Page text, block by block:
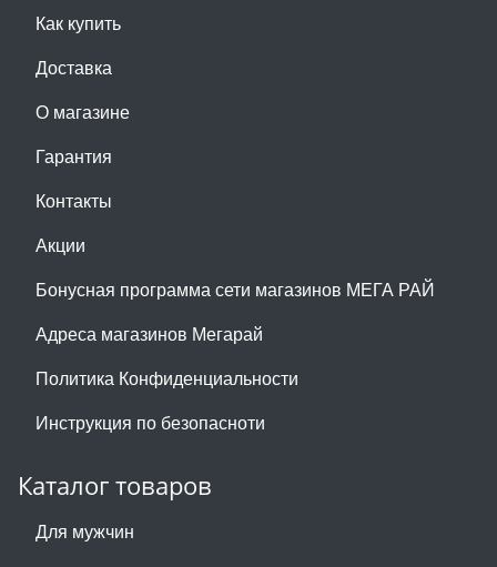
Как купить
Доставка
О магазине
Гарантия
Контакты
Акции
Бонусная программа сети магазинов МЕГА РАЙ
Адреса магазинов Мегарай
Политика Конфиденциальности
Инструкция по безопасноти
Каталог товаров
Для мужчин